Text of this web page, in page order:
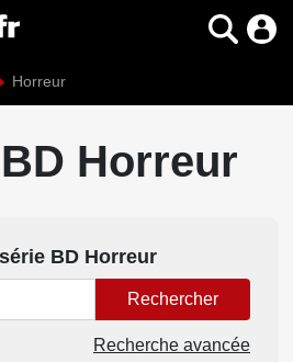
Horreur
Horreur
BD Horreur
Rechercher
Recherche avancée